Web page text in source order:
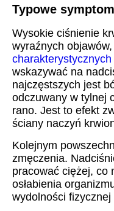
Typowe
Wysokie ciśnienie
wyraźnych
wskazywać na
najczęstszych jest
odczuwany w tylnej
rano. Jest to efekt
ściany naczyń
Kolejnym
zmęczenia.
pracować ciężej, co
osłabienia
wydolności